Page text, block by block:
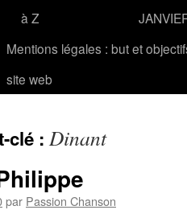
à Z
Mentions légales : but et
site web
clé : Dinant
par Passion Chanson